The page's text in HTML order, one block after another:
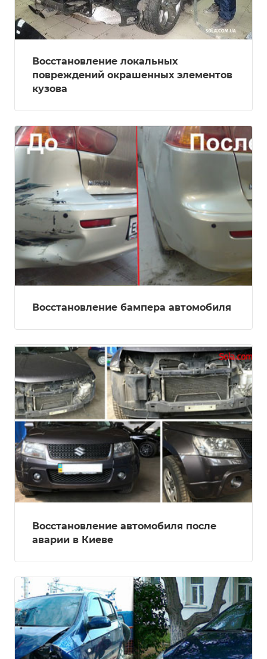
Восстановление локальных
повреждений окрашенных элементов
кузова
Восстановление бампера автомобиля
Восстановление автомобиля после
аварии в Киеве